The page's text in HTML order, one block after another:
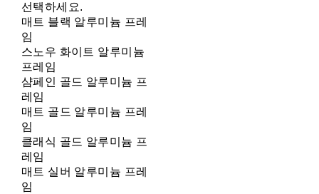
선택하세요.
매트 블랙 알루미늄 프레
임
스노우 화이트 알루미늄
프레임
샴페인 골드 알루미늄 프
레임
매트 골드 알루미늄 프레
임
클래식 골드 알루미늄 프
레임
매트 실버 알루미늄 프레
임